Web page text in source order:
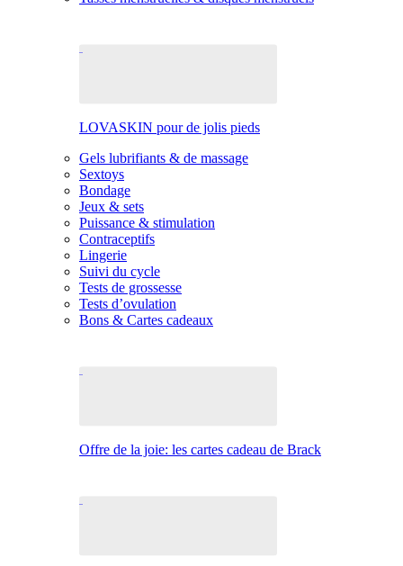
LOVASKIN pour de jolis pieds
Gels lubrifiants & de massage
Sextoys
Bondage
Jeux & sets
Puissance & stimulation
Contraceptifs
Lingerie
Suivi du cycle
Tests de grossesse
Tests d’ovulation
Bons & Cartes cadeaux
Offre de la joie: les cartes cadeau de Brack